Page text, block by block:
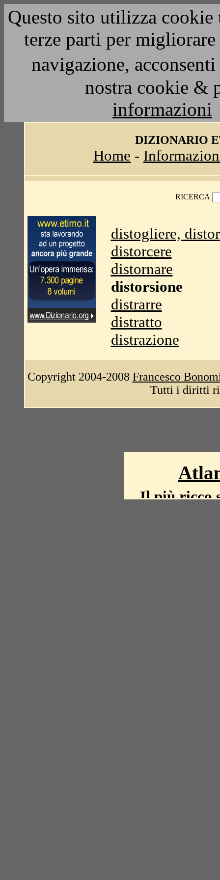
Questo sito utilizza
terze parti per
navigazione,
nostra cookie &
informazioni
DIZIONARIO
Home -
RICERCA
distogliere,
distorcere
distornare
distorsione
distrarre
distratto
distrazione
Copyright 2004-2008 Francesco
Tutti i diritti
Il più ricco